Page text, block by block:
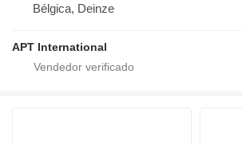
Bélgica, Deinze
APT International